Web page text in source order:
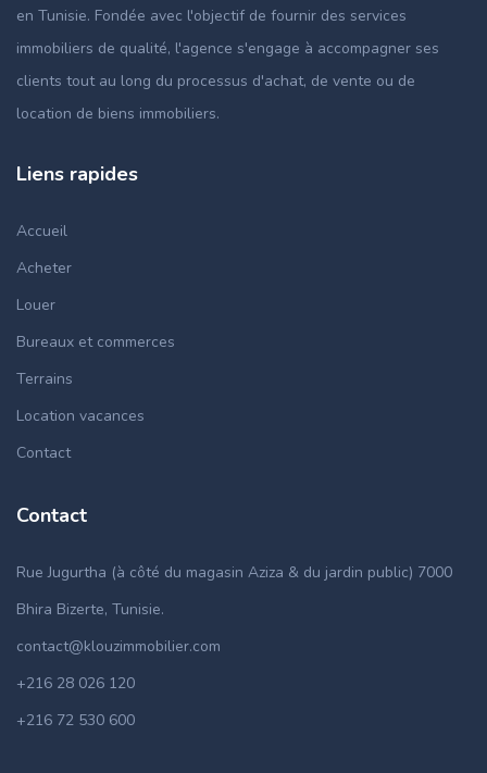
en Tunisie. Fondée avec l'objectif de fournir des services
immobiliers de qualité, l'agence s'engage à accompagner ses
clients tout au long du processus d'achat, de vente ou de
location de biens immobiliers.
Liens rapides
Accueil
Acheter
Louer
Bureaux et commerces
Terrains
Location vacances
Contact
Contact
Rue Jugurtha (à côté du magasin Aziza & du jardin public) 7000
Bhira Bizerte, Tunisie.
contact@klouzimmobilier.com
+216 28 026 120
+216 72 530 600